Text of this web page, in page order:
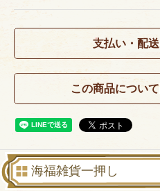
支払い・配
この商品につい
海福雑貨一押し